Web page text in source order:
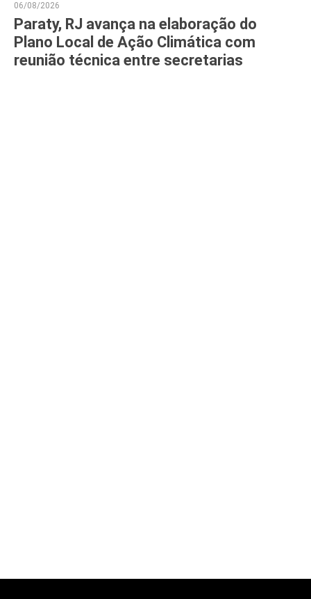
06/08/2026
Paraty, RJ avança na elaboração do
Plano Local de Ação Climática com
reunião técnica entre secretarias